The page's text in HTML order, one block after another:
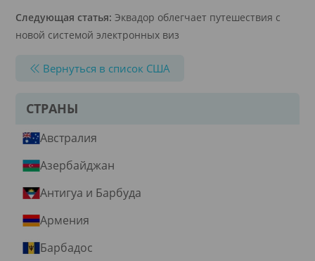
Следующая статья: Эквадор облегчает путешествия с
новой системой электронных виз
Вернуться в список США
СТРАНЫ
Австралия
Азербайджан
Антигуа и Барбуда
Армения
Барбадос